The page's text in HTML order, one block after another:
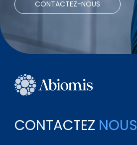
CONTACTEZ-NOUS
CONTACTEZ NOUS